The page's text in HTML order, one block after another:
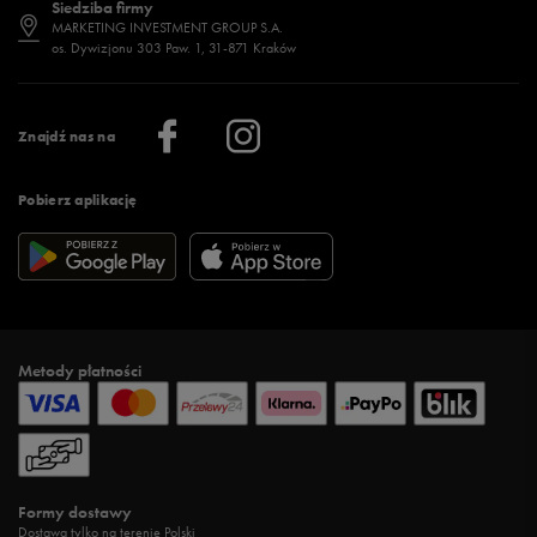
Znajdź nas na
Pobierz aplikację
Regulamin sklepu 50 style
Regulamin aplikacji 50 style
Więcej regulaminów >
Jak wybrać buty na zimę?
Więcej >
Stylizacje damskie
Sklepy stacjonarne
Klub 50 style
Praca
Informacje o firmie
Siedziba firmy
MARKETING INVESTMENT GROUP S.A.
os. Dywizjonu 303 Paw. 1, 31-871 Kraków
Metody płatności
Formy dostawy
Dostawa tylko na terenie Polski